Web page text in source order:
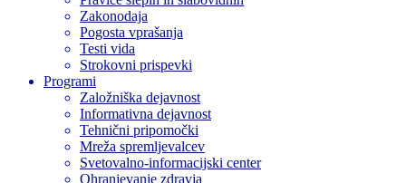
Zakonodaja
Pogosta vprašanja
Testi vida
Strokovni prispevki
Programi
Založniška dejavnost
Informativna dejavnost
Tehnični pripomočki
Mreža spremljevalcev
Svetovalno-informacijski center
Ohranjevanje zdravja